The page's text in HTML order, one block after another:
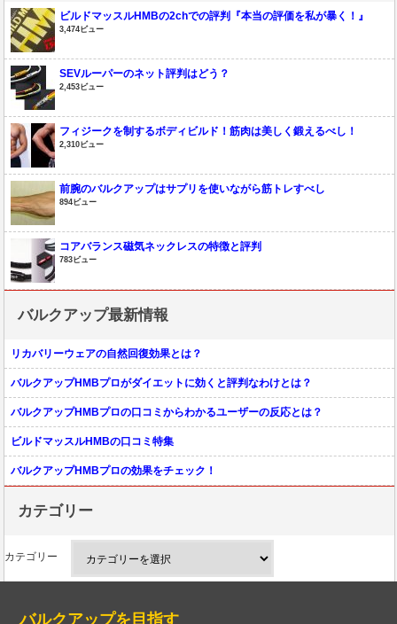
ビルドマッスルHMBの2chでの評判『本当の評価を私が暴く！』
3,474ビュー
SEVルーパーのネット評判はどう？
2,453ビュー
フィジークを制するボディビルド！筋肉は美しく鍛えるべし！
2,310ビュー
前腕のバルクアップはサプリを使いながら筋トレすべし
894ビュー
コアバランス磁気ネックレスの特徴と評判
783ビュー
バルクアップ最新情報
リカバリーウェアの自然回復効果とは？
バルクアップHMBプロがダイエットに効くと評判なわけとは？
バルクアップHMBプロの口コミからわかるユーザーの反応とは？
ビルドマッスルHMBの口コミ特集
バルクアップHMBプロの効果をチェック！
カテゴリー
カテゴリー
バルクアップを目指す